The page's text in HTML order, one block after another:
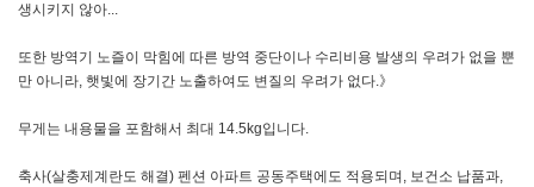
생시키지 않아...
또한 방역기 노즐이 막힘에 따른 방역 중단이나 수리비용 발생의 우려가 없을 뿐
만 아니라, 햇빛에 장기간 노출하여도 변질의 우려가 없다.》
무게는 내용물을 포함해서 최대 14.5kg입니다.
축사(살충제계란도 해결) 펜션 아파트 공동주택에도 적용되며, 보건소 납품과,